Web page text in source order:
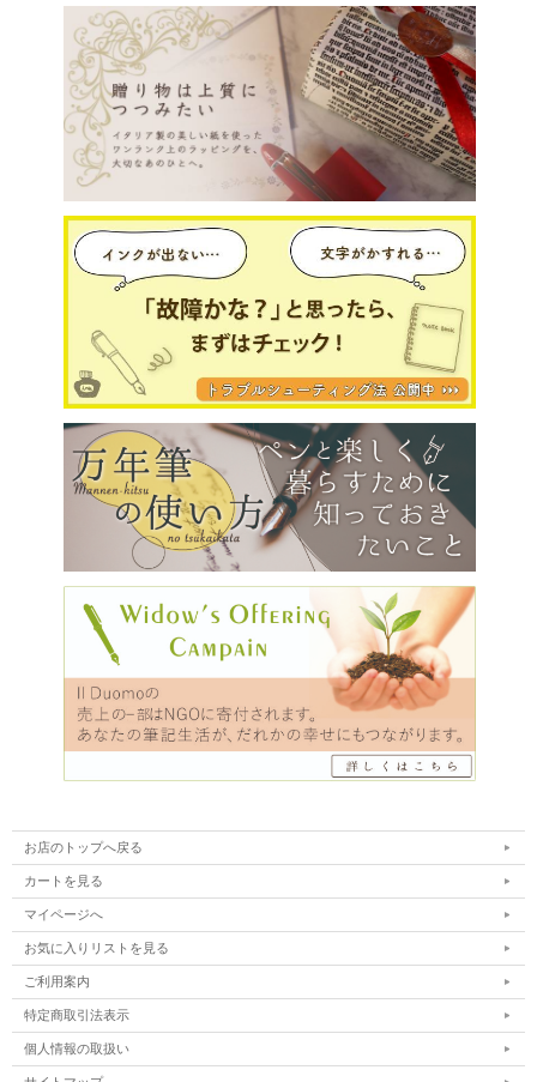
お店のトップへ戻る
カートを見る
マイページへ
お気に入りリストを見る
ご利用案内
特定商取引法表示
個人情報の取扱い